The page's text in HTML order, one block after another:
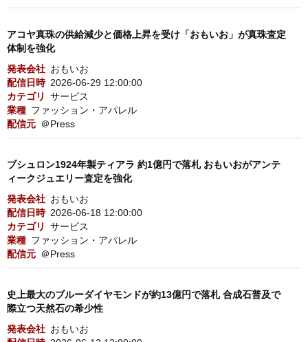
アコヤ真珠の供給減少と価格上昇を受け「おもいお」が真珠査定
体制を強化
発表会社 おもいお
配信日時 2026-06-29 12:00:00
カテゴリ
サービス
業種 ファッション・アパレル
配信元 ＠Press
ブシュロン1924年製ティアラ 約1億円で落札 おもいおがアンテ
ィークジュエリー査定を強化
発表会社 おもいお
配信日時 2026-06-18 12:00:00
カテゴリ
サービス
業種 ファッション・アパレル
配信元 ＠Press
史上最大のブルーダイヤモンドが約13億円で落札 合成石普及で
際立つ天然石の希少性
発表会社 おもいお